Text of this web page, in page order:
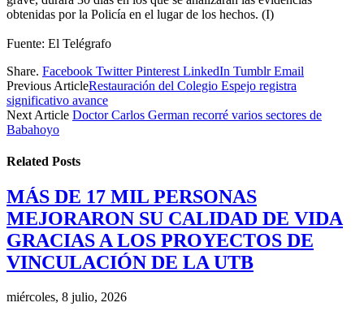
obtenidas por la Policía en el lugar de los hechos. (I)
Fuente: El Telégrafo
Share. Facebook Twitter Pinterest LinkedIn Tumblr Email
Previous ArticleRestauración del Colegio Espejo registra
significativo avance
Next Article Doctor Carlos German recorré varios sectores de
Babahoyo
Related Posts
MÁS DE 17 MIL PERSONAS
MEJORARON SU CALIDAD DE VIDA
GRACIAS A LOS PROYECTOS DE
VINCULACIÓN DE LA UTB
miércoles, 8 julio, 2026